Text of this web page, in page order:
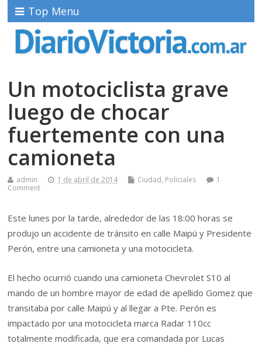
Top Menu
Un motociclista grave
luego de chocar
fuertemente con una
camioneta
admin 1 de abril de 2014 Ciudad, Policiales
1
Comment
Este lunes por la tarde, alrededor de las 18:00 horas se
produjo un accidente de tránsito en calle Maipú y Presidente
Perón, entre una camioneta y una motocicleta.
El hecho ocurrió cuando una camioneta Chevrolet S10 al
mando de un hombre mayor de edad de apellido Gomez que
transitaba por calle Maipú y al llegar a Pte. Perón es
impactado por una motocicleta marca Radar 110cc
totalmente modificada, que era comandada por Lucas